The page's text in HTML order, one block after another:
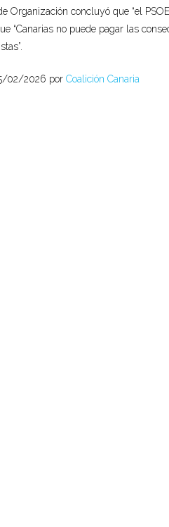
Organización concluyó que “el
“Canarias no puede pagar las
02/2026 por Coalición Canaria